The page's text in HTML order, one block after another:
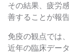
その結果、疲労
善することが報
免疫の観点では
近年の臨床デー